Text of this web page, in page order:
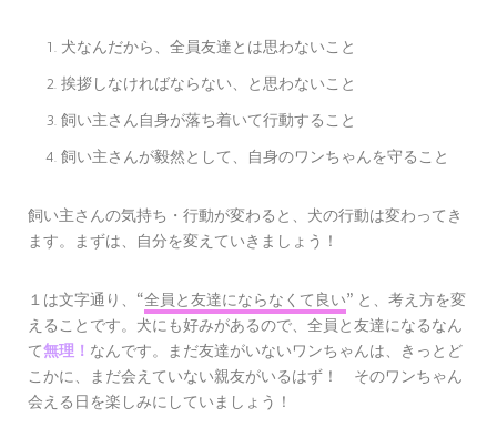
犬なんだから、全員友達とは思わないこと
挨拶しなければならない、と思わないこと
飼い主さん自身が落ち着いて行動すること
飼い主さんが毅然として、自身のワンちゃんを守ること
飼い主さんの気持ち・行動が変わると、犬の行動は変わってき
ます。まずは、自分を変えていきましょう！
１は文字通り、 “全員と友達にならなくて良い” と、考え方を変
えることです。犬にも好みがあるので、全員と友達になるなん
て無理！ なんです。まだ友達がいないワンちゃんは、きっとど
こかに、まだ会えていない親友がいるはず！ そのワンちゃん
会える日を楽しみにしていましょう！